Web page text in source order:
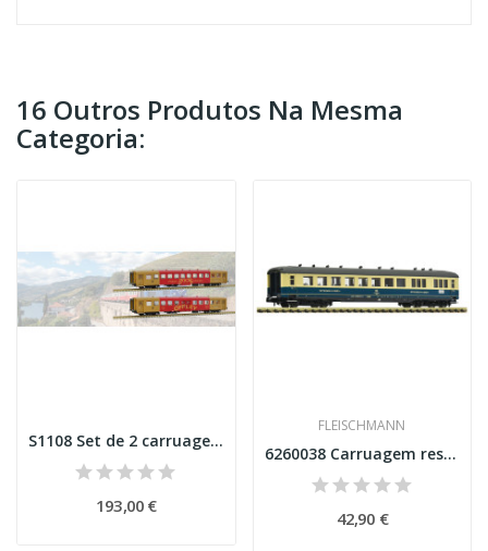
16 Outros Produtos Na Mesma
Categoria:
S1108 Set de 2 carruagens Schindler CP "Vinho...
193,00 €
FLEISCHMANN
6260038 Carruagem restaurante, DB Esc N
42,90 €